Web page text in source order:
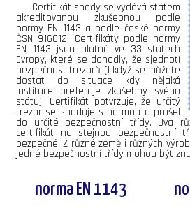
Certifikát shody se vydává státem
akreditovanou zkušebnou podle
normy EN 1143 a podle české normy
ČSN 916012. Certifikáty podle normy
EN 1143 jsou platné ve 33 státech
Evropy, které se dohodly, že sjednotí
bezpečnost trezorů (I když se můžete
dostat do situace kdy nějaká
instituce preferuje zkušebny svého
státu). Certifikát potvrzuje, že určitý
trezor se shoduje s normou a prošel
do určité bezpečnostní třídy. Dva
certifikát na stejnou bezpečnostní
bezpečné. Z různé země i různých
jedné bezpečnostní třídy mohou být
norma EN 1143